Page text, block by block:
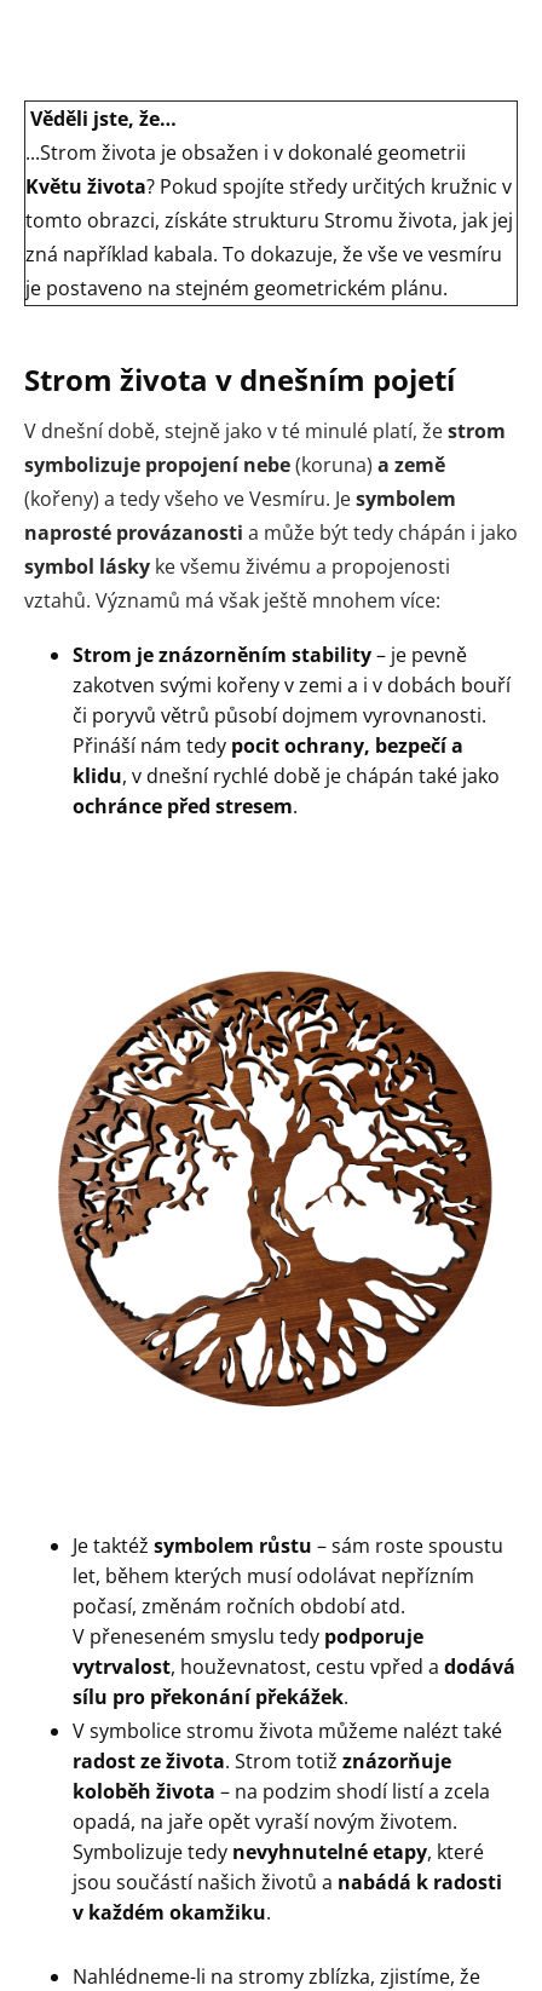
Věděli jste, že…
...Strom života je obsažen i v dokonalé geometrii
Květu života? Pokud spojíte středy určitých kružnic v
tomto obrazci, získáte strukturu Stromu života, jak jej
zná například kabala. To dokazuje, že vše ve vesmíru
je postaveno na stejném geometrickém plánu.
Strom života v dnešním pojetí
V dnešní době, stejně jako v té minulé platí, žestrom
symbolizuje propojení nebe(koruna) a země
(kořeny) a tedy všeho ve Vesmíru. Jesymbolem
naprosté provázanosti a může být tedy chápán i jako
symbol lásky ke všemu živému a propojenosti
vztahů. Významů má však ještě mnohem více:
Strom je znázorněním stability– je pevně
zakotven svými kořeny v zemi a i v dobách bouří
či poryvů větrů působí dojmem vyrovnanosti.
Přináší nám tedy pocit ochrany, bezpečí a
klidu, v dnešní rychlé době je chápán také jako
ochránce před stresem.
Je taktéž symbolem růstu – sám roste spoustu
let, během kterých musí odolávat nepřízním
počasí, změnám ročních období atd.
V přeneseném smyslu tedy podporuje
vytrvalost, houževnatost, cestu vpřed a dodává
sílu pro překonání překážek.
V symbolice stromu života můžeme nalézt také
radost ze života. Strom totiž znázorňuje
koloběh života – na podzim shodí listí a zcela
opadá, na jaře opět vyraší novým životem.
Symbolizuje tedy nevyhnutelné etapy, které
jsou součástí našich životů a nabádá k radosti
v každém okamžiku.
Nahlédneme-li na stromy zblízka, zjistíme, že